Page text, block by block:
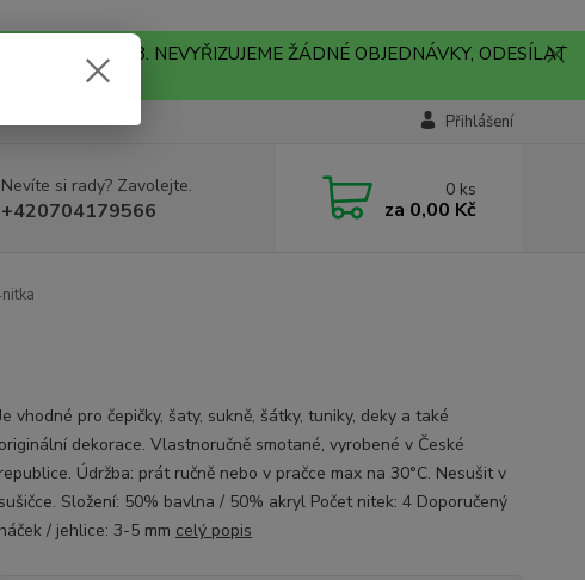
PONDĚLÍ 10.8. NEVYŘIZUJEME ŽÁDNÉ OBJEDNÁVKY, ODESÍLAT
Přihlášení
Nevíte si rady? Zavolejte.
+420704179566
0 ks
za 0,00 Kč
vhodné pro čepičky, šaty, sukně, šátky, tuniky, deky a také
originální dekorace. Vlastnoručně smotané, vyrobené v České
republice. Údržba: prát ručně nebo v pračce max na 30°C. Nesušit v
sušičce. Složení: 50% bavlna / 50% akryl Počet nitek: 4 Doporučený
háček / jehlice: 3-5 mm celý popis